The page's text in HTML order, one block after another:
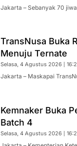
Jakarta – Sebanyak 70
TransNusa Buka
Menuju Ternate
Selasa, 4 Agustus 2026 |
Jakarta – Maskapai
Kemnaker Buka
Batch 4
Selasa, 4 Agustus 2026 |